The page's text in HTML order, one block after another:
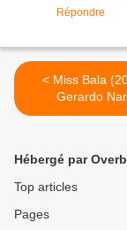
Répondre
< Miss Bala (2012) de
Gerardo
Hébergé par
Top articles
Pages